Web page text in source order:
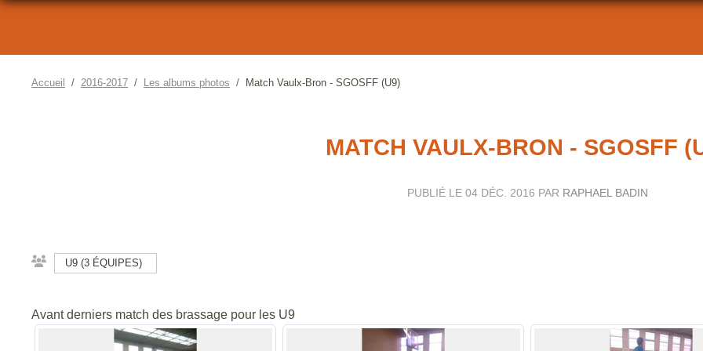
Accueil 2016-2017 Les albums photos Match Vaulx-Bron - SGOSFF (U9)
MATCH VAULX-BRON - SGOSFF
PUBLIÉ LE 04 DÉC. 2016 PAR RAPHAEL BADIN
U9 (3 ÉQUIPES)
Avant derniers match des brassage pour les U9